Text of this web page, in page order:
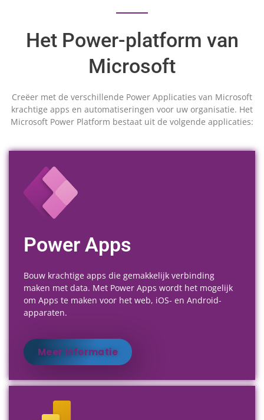
Het Power-platform van
Microsoft
Creëer met de verschillende Power Applicaties van Microsoft
krachtige apps en automatiseringen voor uw organisatie. Het
Microsoft Power Platform bestaat uit de volgende applicaties:
Power Apps
Bouw krachtige apps die gemakkelijk verbinding
maken met data. Met Power Apps wordt het mogelijk
om Apps te maken voor het web, iOS- en Android-
apparaten.
Meer informatie